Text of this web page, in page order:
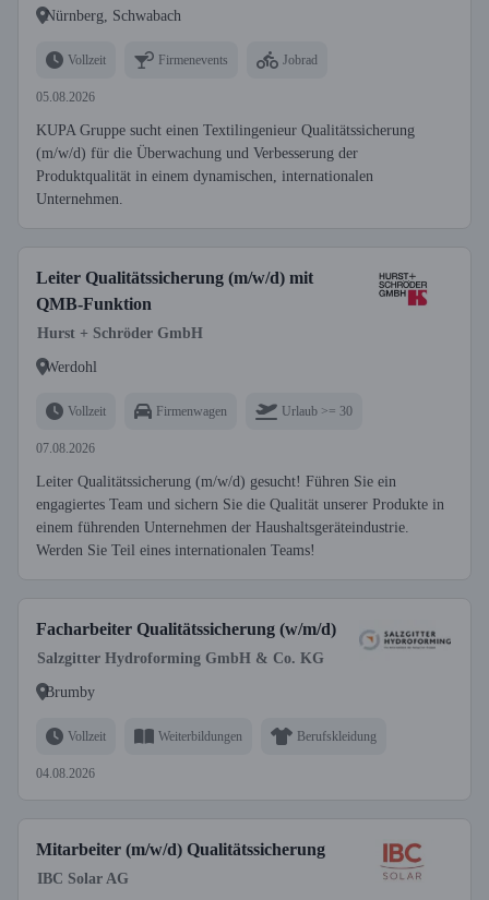
Nürnberg, Schwabach
Vollzeit Firmenevents Jobrad
05.08.2026
KUPA Gruppe sucht einen Textilingenieur Qualitätssicherung
(m/w/d) für die Überwachung und Verbesserung der
Produktqualität in einem dynamischen, internationalen
Unternehmen.
Leiter Qualitätssicherung (m/w/d) mit
QMB-Funktion
Hurst + Schröder GmbH
Werdohl
Vollzeit Firmenwagen Urlaub >= 30
07.08.2026
Leiter Qualitätssicherung (m/w/d) gesucht! Führen Sie ein
engagiertes Team und sichern Sie die Qualität unserer Produkte in
einem führenden Unternehmen der Haushaltsgeräteindustrie.
Werden Sie Teil eines internationalen Teams!
Facharbeiter Qualitätssicherung (w/m/d)
Salzgitter Hydroforming GmbH & Co. KG
Brumby
Vollzeit Weiterbildungen Berufskleidung
04.08.2026
Mitarbeiter (m/w/d) Qualitätssicherung
IBC Solar AG